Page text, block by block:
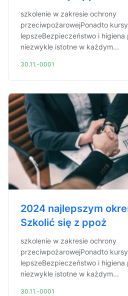
szkolenie w zakresie ochrony
przeciwpożarowejPonadto
lepszeBezpieczeństwo i
niezwykle istotne w każdym...
30.11.-0001
2024 najlepszym
Szkolić się z ppoż
szkolenie w zakresie ochrony
przeciwpożarowejPonadto
lepszeBezpieczeństwo i
niezwykle istotne w każdym...
30.11.-0001